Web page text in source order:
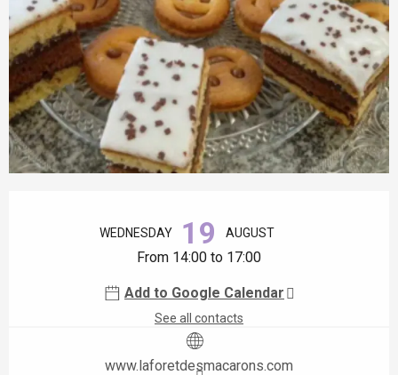
WEDNESDAY 19 AUGUST
From 14:00 to 17:00
Add to Google Calendar
See all contacts
www.laforetdesmacarons.com